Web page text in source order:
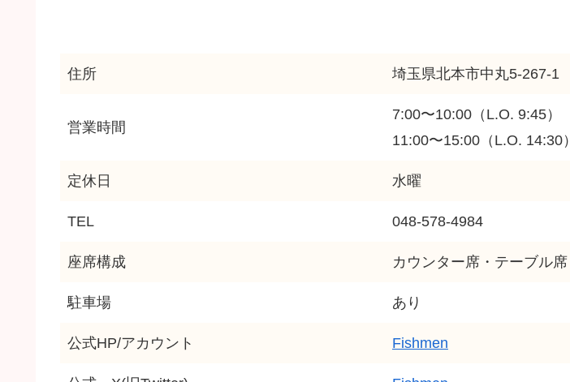
住所 埼玉県北本市中丸5-267-1
営業時間
7:00〜10:00（L.O. 9:45）
11:00〜15:00（L.O. 14:30）
定休日 水曜
TEL 048-578-4984
座席構成 カウンター席・テーブル席
駐車場 あり
公式HP/アカウント Fishmen